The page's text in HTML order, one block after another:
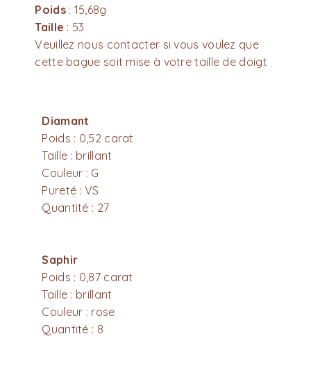
Poids: 15,68g
Taille : 53
Veuillez nous contacter si vous voulez que
cette bague soit mise à votre taille de doigt
Diamant
Poids : 0,52 carat
Taille : brillant
Couleur : G
Pureté : VS
Quantité : 27
Saphir
Poids : 0,87 carat
Taille : brillant
Couleur : rose
Quantité : 8